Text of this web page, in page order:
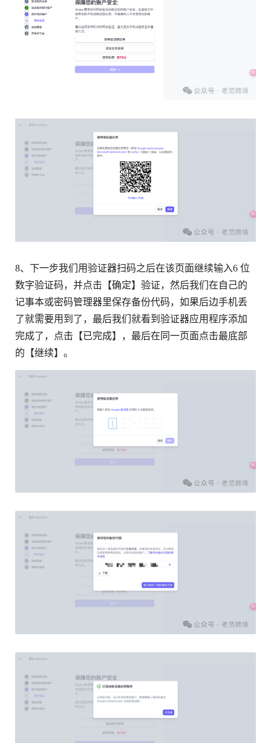
8、下一步我们用验证器扫码之后在该页面继续输入6 位
数字验证码，并点击【确定】验证，然后我们在自己的
记事本或密码管理器里保存备份代码，如果后边手机丢
了就需要用到了，最后我们就看到验证器应用程序添加
完成了，点击【已完成】，最后在同一页面点击最底部
的【继续】。